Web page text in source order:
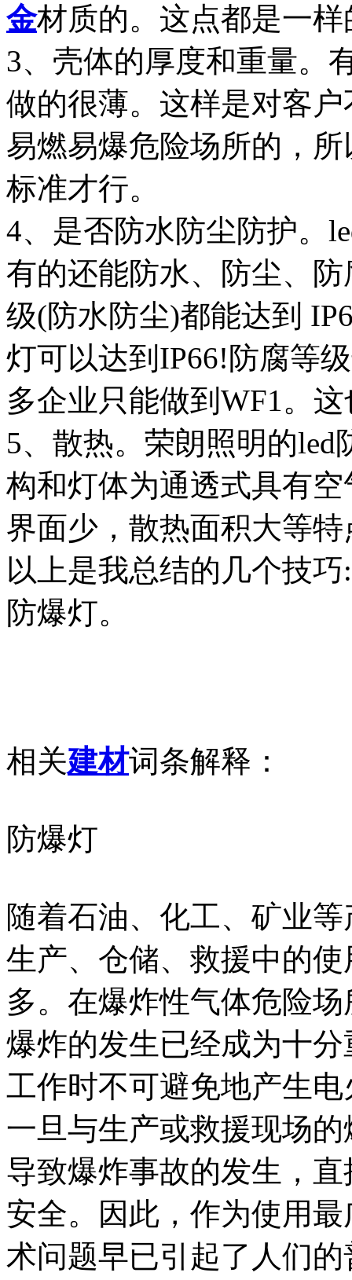
金材质的。这点都是一样
3、壳体的厚度和重量。
做的很薄。这样是对客
易燃易爆危险场所的，
标准才行。
4、是否防水防尘防护。
有的还能防水、防尘、
级(防水防尘)都能达到
灯可以达到IP66!防腐等
多企业只能做到WF1。
5、散热。荣朗照明的
构和灯体为通透式具有
界面少，散热面积大等特
以上是我总结的几个技
防爆灯。
相关建材词条解释：
防爆灯
随着石油、化工、矿业
生产、仓储、救援中的
多。在爆炸性气体危险
爆炸的发生已经成为十
工作时不可避免地产生
一旦与生产或救援现场
导致爆炸事故的发生，
安全。因此，作为使用
术问题早已引起了人们